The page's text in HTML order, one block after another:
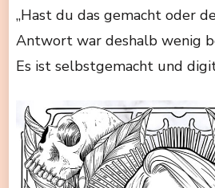
„Hast du das gemacht oder
Antwort war deshalb wenig
Es ist selbstgemacht und